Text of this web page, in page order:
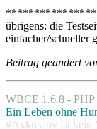
übrigens: die
einfacher/schneller
Beitrag geändert
WBCE 1.6.8 -
Ein Leben ohne
#Akkusativ ist kein